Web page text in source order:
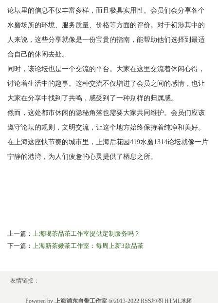
论坛里的信息不仅丰富多样，而且极具实用性。会员们会分享各个
水磨场所的环境、服务质量、价格等方面的评价。对于初涉其中的
人来说，这些分享就像是一份宝贵的指南，能帮助他们选择到最适
合自己的休闲去处。
同时，该论坛也是一个交流的平台。大家在这里交流着休闲心得，
讨论着生活中的趣事。这种交流不仅增进了会员之间的感情，也让
大家在分享中找到了共鸣，感受到了一种别样的归属感。
然而，这处都市休闲的隐秘角落也需要大家共同维护。会员们应该
遵守论坛的规则，文明交流，让这个地方始终保持着纯净和美好。
在上海这座快节奏的城市里，上海后花园419水磨1314论坛就像一片
宁静的港湾，为人们疲惫的心灵提供了栖息之所。
上一篇： 上海喝茶品茶工作室提供定制服务吗？
下一篇： 上海新茶嫩茶工作室：每周上新3款品茶
友情链接：
Powered by 上海浦东自带工作室 @2013-2022 RSS地图 HTML地图